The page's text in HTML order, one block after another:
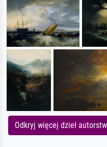
Odkryj więcej dzieł